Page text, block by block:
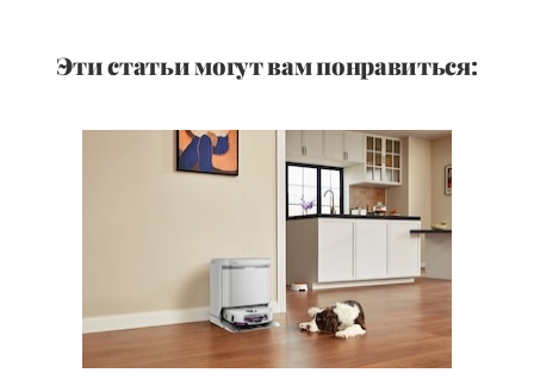
Эти статьи могут вам понравиться: